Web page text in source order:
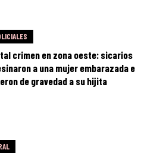
crimen en zona oeste: sicarios
a una mujer embarazada e
de gravedad a su hijita